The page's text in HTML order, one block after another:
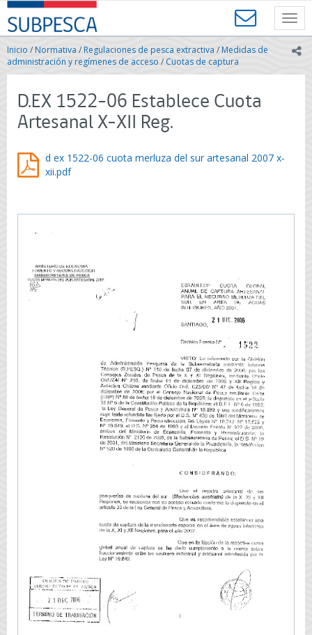
Contenido
principal
SUBPESCA
-
Subsecretaría
de
Pesca
Acuicultura
Gobierno
Chile
Inicio /Normativa / Regulaciones de pesca extractiva / Medidas de
administración y regímenes de acceso / Cuotas de captura
D.EX 1522-06 Establece Cuota
Artesanal X-XII Reg.
d ex 1522-06 cuota merluza del sur artesanal 2007 x-
xii.pdf